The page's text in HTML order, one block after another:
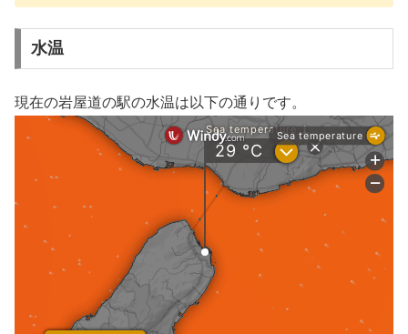
水温
現在の岩屋道の駅の水温は以下の通りです。